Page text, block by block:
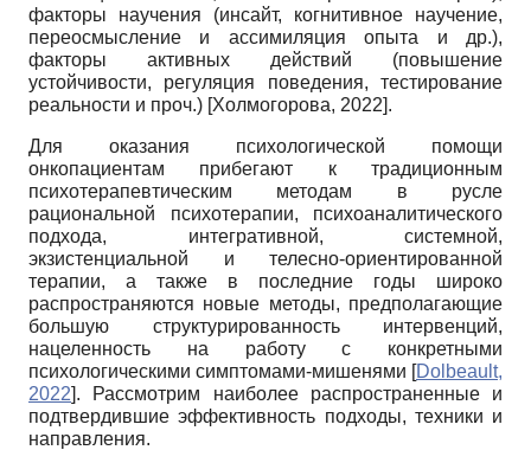
факторы научения (инсайт, когнитивное научение,
переосмысление и ассимиляция опыта и др.),
факторы активных действий (повышение
устойчивости, регуляция поведения, тестирование
реальности и проч.) [Холмогорова, 2022].
Для оказания психологической помощи
онкопациентам прибегают к традиционным
психотерапевтическим методам в русле
рациональной психотерапии, психоаналитического
подхода, интегративной, системной,
экзистенциальной и телесно-ориентированной
терапии, а также в последние годы широко
распространяются новые методы, предполагающие
большую структурированность интервенций,
нацеленность на работу с конкретными
психологическими симптомами-мишенями [Dolbeault,
2022]. Рассмотрим наиболее распространенные и
подтвердившие эффективность подходы, техники и
направления.